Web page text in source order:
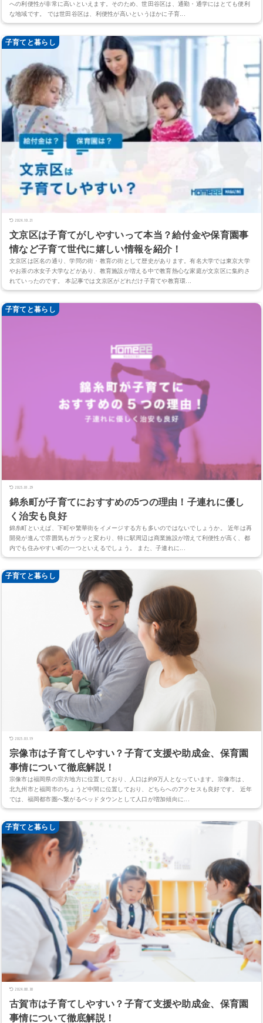
への利便性が非常に高いといえます。そのため、世田谷区は、通勤・通学にはとても便利
な地域です。 では世田谷区は、利便性が高いというほかに子育...
子育てと暮らし
文京区は子育てがしやすいって本当？給付金や保育園事
情など子育て世代に嬉しい情報を紹介！
2024.10.21
文京区は区名の通り、学問の街・教育の街として歴史があります。有名大学では東京大学
やお茶の水女子大学などがあり、教育施設が増える中で教育熱心な家庭が文京区に集約さ
れていったのです。 本記事では文京区がどれだけ子育てや教育環...
子育てと暮らし
錦糸町が子育てにおすすめの5つの理由！子連れに優し
く治安も良好
2025.01.29
錦糸町といえば、下町や繁華街をイメージする方も多いのではないでしょうか。 近年は再
開発が進んで雰囲気もガラッと変わり、特に駅周辺は商業施設が増えて利便性が高く、都
内でも住みやすい町の一つといえるでしょう。 また、子連れに...
子育てと暮らし
宗像市は子育てしやすい？子育て支援や助成金、保育園
事情について徹底解説！
2025.03.19
宗像市は福岡県の宗方地方に位置しており、人口は約9万人となっています。宗像市は、
北九州市と福岡市のちょうど中間に位置しており、どちらへのアクセスも良好です。 近年
では、福岡都市圏へ繋がるベッドタウンとして人口が増加傾向に...
子育てと暮らし
古賀市は子育てしやすい？子育て支援や助成金、保育園
事情について徹底解説！
2024.08.30